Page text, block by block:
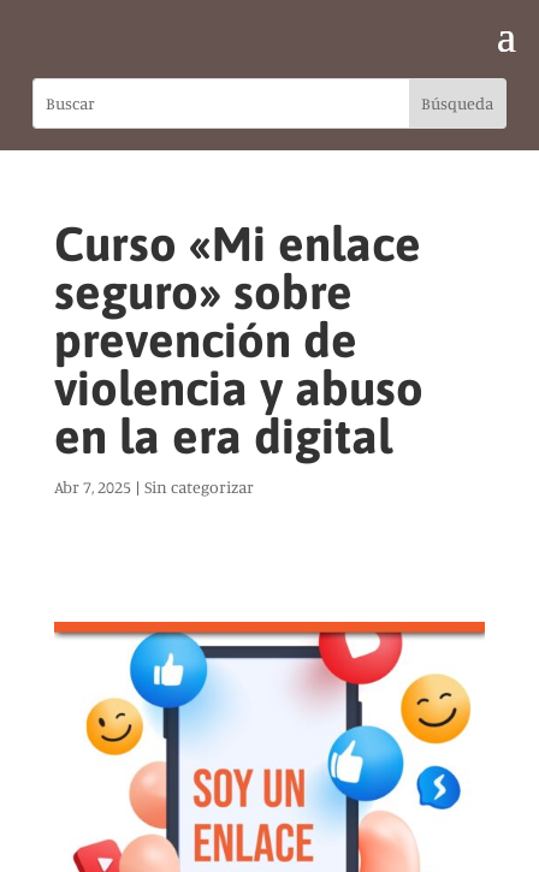
Curso «Mi enlace
seguro» sobre
prevención de
violencia y abuso
en la era digital
Abr 7, 2025| Sin categorizar